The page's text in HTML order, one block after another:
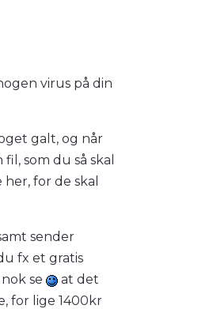
virus på din
galt, og når
som du så skal
for de skal
sender
fx et gratis
se
at det
for lige 1400kr